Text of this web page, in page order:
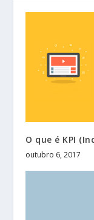
O que é KPI
outubro 6, 2017